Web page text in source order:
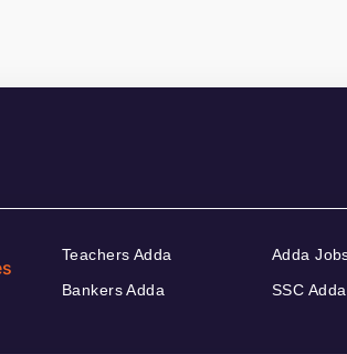
Teachers Adda
Bankers Adda
Adda
SSC Adda